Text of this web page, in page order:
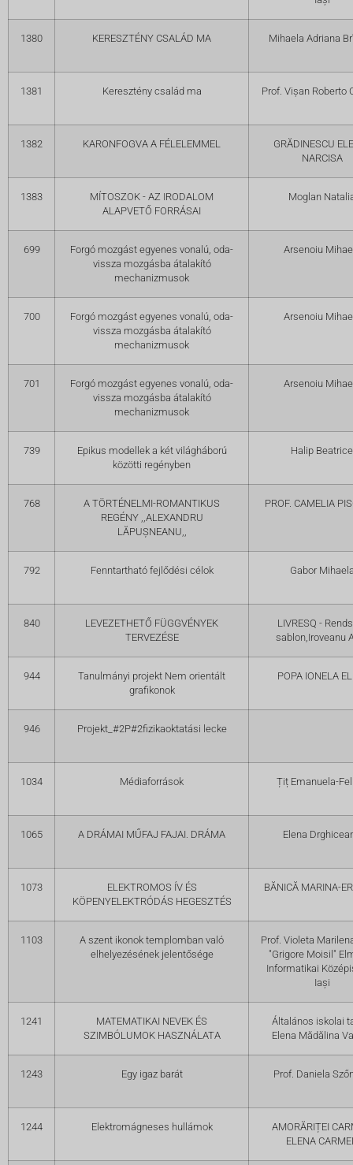
1380 KERESZTÉNY CSALÁD MA Mihaela Adriana
1381 Keresztény család ma Prof. Vișan Roberto
1382 KARONFOGVA A FÉLELEMMEL
GRĂDINESCU
NARCISA
1383
MÍTOSZOK - AZ IRODALOM
ALAPVETŐ FORRÁSAI
Moglan
699
Forgó mozgást egyenes vonalú, oda-
vissza mozgásba átalakító
mechanizmusok
Arsenoiu
700
Forgó mozgást egyenes vonalú, oda-
vissza mozgásba átalakító
mechanizmusok
Arsenoiu
701
Forgó mozgást egyenes vonalú, oda-
vissza mozgásba átalakító
mechanizmusok
Arsenoiu
739
Epikus modellek a két világháború
közötti regényben
Halip Beatrice
768
A TÖRTÉNELMI-ROMANTIKUS
REGÉNY ,,ALEXANDRU
LĂPUȘNEANU,,
PROF. CAMELIA
792 Fenntartható fejlődési célok Gabor
840
LEVEZETHETŐ FÜGGVÉNYEK
TERVEZÉSE
LIVRESQ -
sablon,Iroveanu
944
Tanulmányi projekt Nem orientált
grafikonok
POPA IONELA
946 Projekt_#2P#2fizikaoktatási lecke
1034 Médiaforrások Țiț Emanuela-
1065 A DRÁMAI MŰFAJ FAJAI. DRÁMA Elena
1073
ELEKTROMOS ÍV ÉS
KÖPENYELEKTRÓDÁS HEGESZTÉS
BĂNICĂ MARINA-
1103
A szent ikonok templomban való
elhelyezésének jelentősége
Prof. Violeta
"Grigore Moisil"
Informatikai
Iași
1241
MATEMATIKAI NEVEK ÉS
SZIMBÓLUMOK HASZNÁLATA
Általános iskolai
Elena Mădălina
1243 Egy igaz barát Prof. Daniela
1244 Elektromágneses hullámok
AMORĂRIȚEI
ELENA